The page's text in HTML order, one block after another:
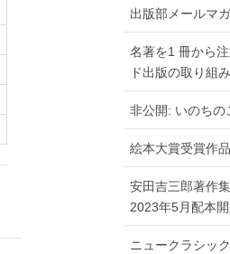
出版部メールマ
名著を1 冊から
ド出版の取り組み
非公開: いのちの
絵本大賞受賞作品
安田吉三郎著作
2023年5月配本
ニュークラシッ